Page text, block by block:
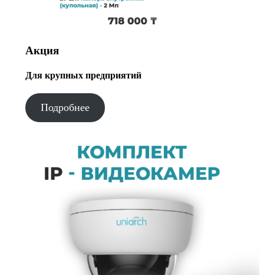
Акция
Для крупных предприятий
Подробнее